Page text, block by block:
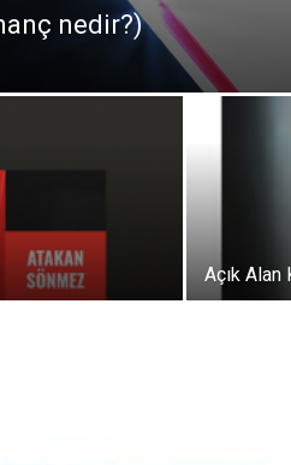
nedir?)
Açık Alan